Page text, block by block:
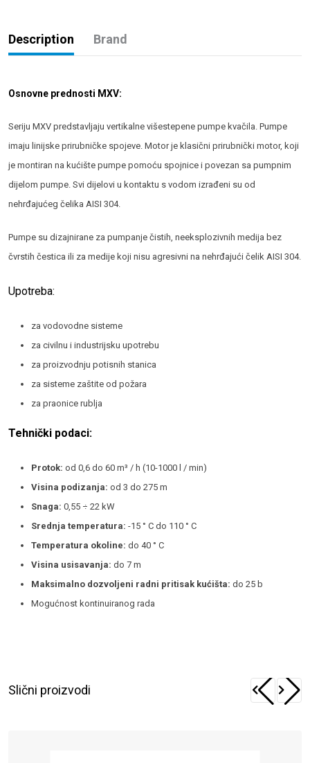
Description Brand
Osnovne prednosti MXV:
Seriju MXV predstavljaju vertikalne višestepene pumpe kvačila. Pumpe
imaju linijske prirubničke spojeve. Motor je klasični prirubnički motor, koji
je montiran na kućište pumpe pomoću spojnice i povezan sa pumpnim
dijelom pumpe. Svi dijelovi u kontaktu s vodom izrađeni su od
nehrđajućeg čelika AISI 304.
Pumpe su dizajnirane za pumpanje čistih, neeksplozivnih medija bez
čvrstih čestica ili za medije koji nisu agresivni na nehrđajući čelik AISI 304.
Upotreba:
za vodovodne sisteme
za civilnu i industrijsku upotrebu
za proizvodnju potisnih stanica
za sisteme zaštite od požara
za praonice rublja
Tehnički podaci:
Protok: od 0,6 do 60 m³ / h (10-1000 l / min)
Visina podizanja: od 3 do 275 m
Snaga: 0,55 ÷ 22 kW
Srednja temperatura: -15 ° C do 110 ° C
Temperatura okoline: do 40 ° C
Visina usisavanja: do 7 m
Maksimalno dozvoljeni radni pritisak kućišta: do 25 b
Mogućnost kontinuiranog rada
Slični proizvodi